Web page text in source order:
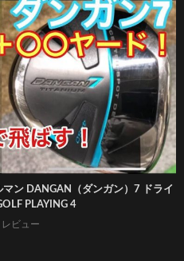
ン DANGAN（ダンガン）7 ドライ
PLAYING 4
ビュー